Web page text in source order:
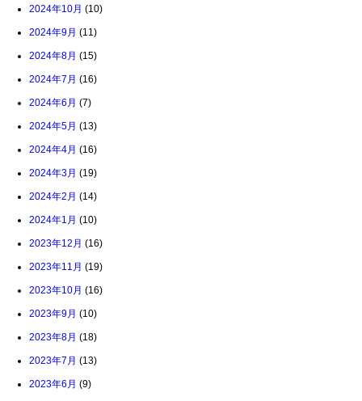
2024年10月 (10)
2024年9月 (11)
2024年8月 (15)
2024年7月 (16)
2024年6月 (7)
2024年5月 (13)
2024年4月 (16)
2024年3月 (19)
2024年2月 (14)
2024年1月 (10)
2023年12月 (16)
2023年11月 (19)
2023年10月 (16)
2023年9月 (10)
2023年8月 (18)
2023年7月 (13)
2023年6月 (9)